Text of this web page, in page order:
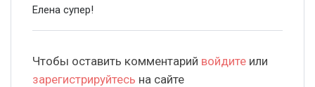
Елена супер!
Чтобы оставить комментарий войдите или
зарегистрируйтесь на сайте